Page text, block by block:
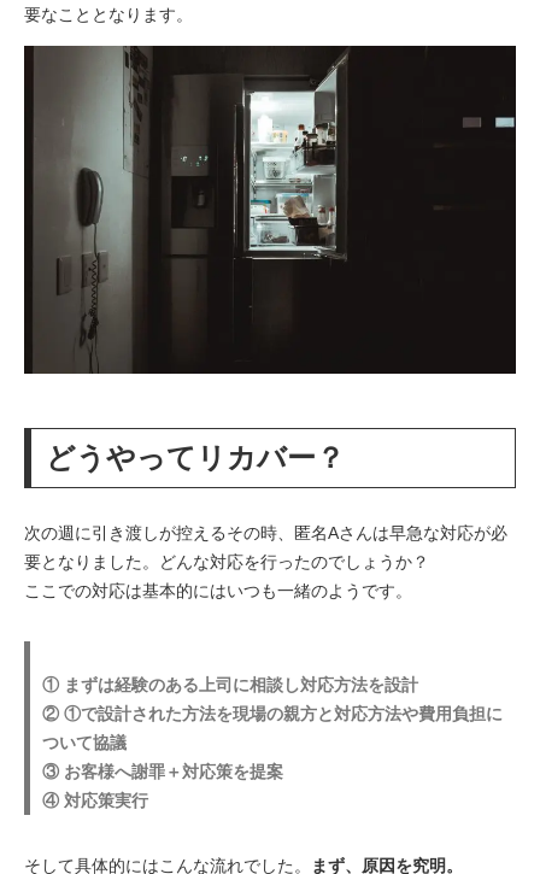
要なこととなります。
どうやってリカバー？
次の週に引き渡しが控えるその時、匿名Aさんは早急な対応が必
要となりました。どんな対応を行ったのでしょうか？
ここでの対応は基本的にはいつも一緒のようです。
① まずは経験のある上司に相談し対応方法を設計
② ①で設計された方法を現場の親方と対応方法や費用負担に
ついて協議
③ お客様へ謝罪＋対応策を提案
④ 対応策実行
そして具体的にはこんな流れでした。 まず、原因を究明。